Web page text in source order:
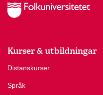
Kurser & utbildningar
Distanskurser
Språk